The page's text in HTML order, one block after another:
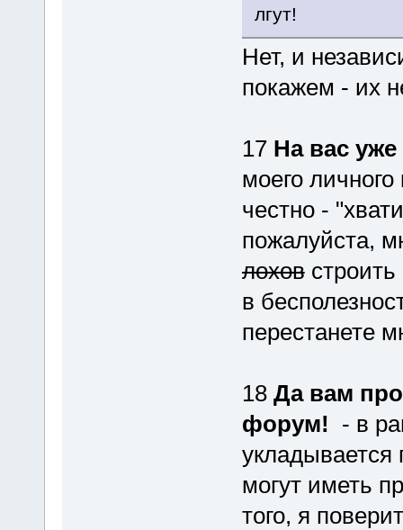
лгут!
Нет, и
покажем - их
17 На вас
моего
честно -
пожалуйста,
лоховстроить
в
перестанете
18 Да вам
форум! - в
могут иметь
того, я